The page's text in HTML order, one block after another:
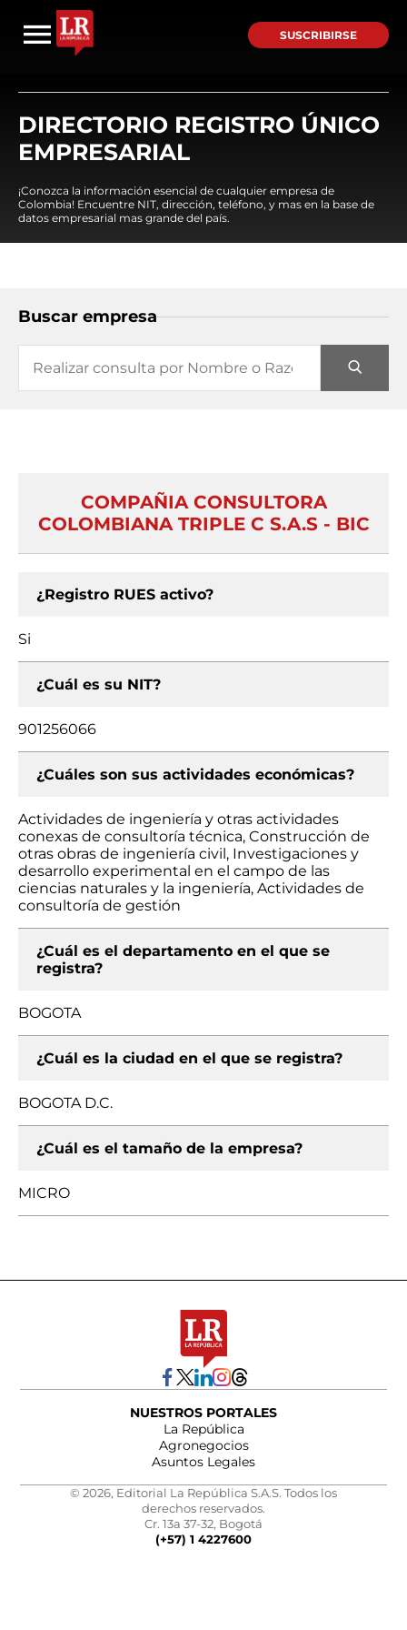
SUSCRIBIRSE
DIRECTORIO REGISTRO ÚNICO
EMPRESARIAL
¡Conozca la información esencial de cualquier empresa de
Colombia! Encuentre NIT, dirección, teléfono, y mas en la base de
datos empresarial mas grande del país.
Buscar empresa
COMPAÑIA CONSULTORA
COLOMBIANA TRIPLE C S.A.S - BIC
¿Registro RUES activo?
Si
¿Cuál es su NIT?
901256066
¿Cuáles son sus actividades económicas?
Actividades de ingeniería y otras actividades
conexas de consultoría técnica, Construcción de
otras obras de ingeniería civil, Investigaciones y
desarrollo experimental en el campo de las
ciencias naturales y la ingeniería, Actividades de
consultoría de gestión
¿Cuál es el departamento en el que se
registra?
BOGOTA
¿Cuál es la ciudad en el que se registra?
BOGOTA D.C.
¿Cuál es el tamaño de la empresa?
MICRO
NUESTROS PORTALES
La República
Agronegocios
Asuntos Legales
© 2026, Editorial La República S.A.S. Todos los
derechos reservados.
Cr. 13a 37-32, Bogotá
(+57) 1 4227600